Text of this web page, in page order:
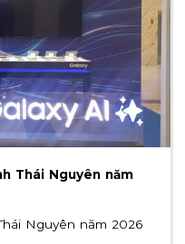
Thái Nguyên năm
Nguyên năm 2026